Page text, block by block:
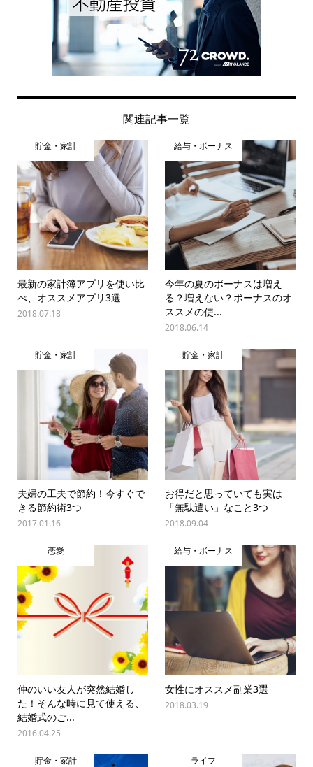
関連記事一覧
貯金・家計
最新の家計簿アプリを使い比
べ、オススメアプリ3選
2018.07.18
給与・ボーナス
今年の夏のボーナスは増え
る？増えない？ボーナスのオ
ススメの使...
2018.06.14
貯金・家計
夫婦の工夫で節約！今すぐで
きる節約術3つ
2017.01.16
貯金・家計
お得だと思っていても実は
「無駄遣い」なこと3つ
2018.09.04
恋愛
仲のいい友人が突然結婚し
た！そんな時に見て使える、
結婚式のご...
2016.04.25
給与・ボーナス
女性にオススメ副業3選
2018.03.19
貯金・家計 ライフ